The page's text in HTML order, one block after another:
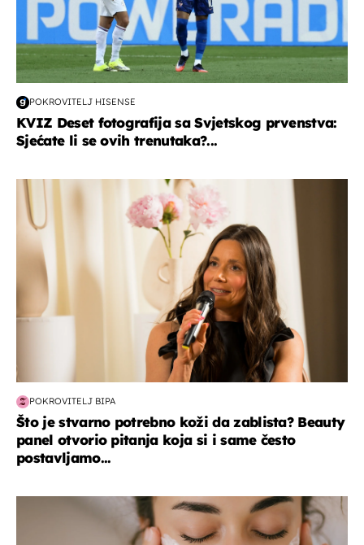
POKROVITELJ HISENSE
KVIZ Deset fotografija sa Svjetskog prvenstva:
Sjećate li se ovih trenutaka?...
moda & ljepota
POKROVITELJ BIPA
Što je stvarno potrebno koži da zablista? Beauty
panel otvorio pitanja koja si i same često
postavljamo...
moda & ljepota